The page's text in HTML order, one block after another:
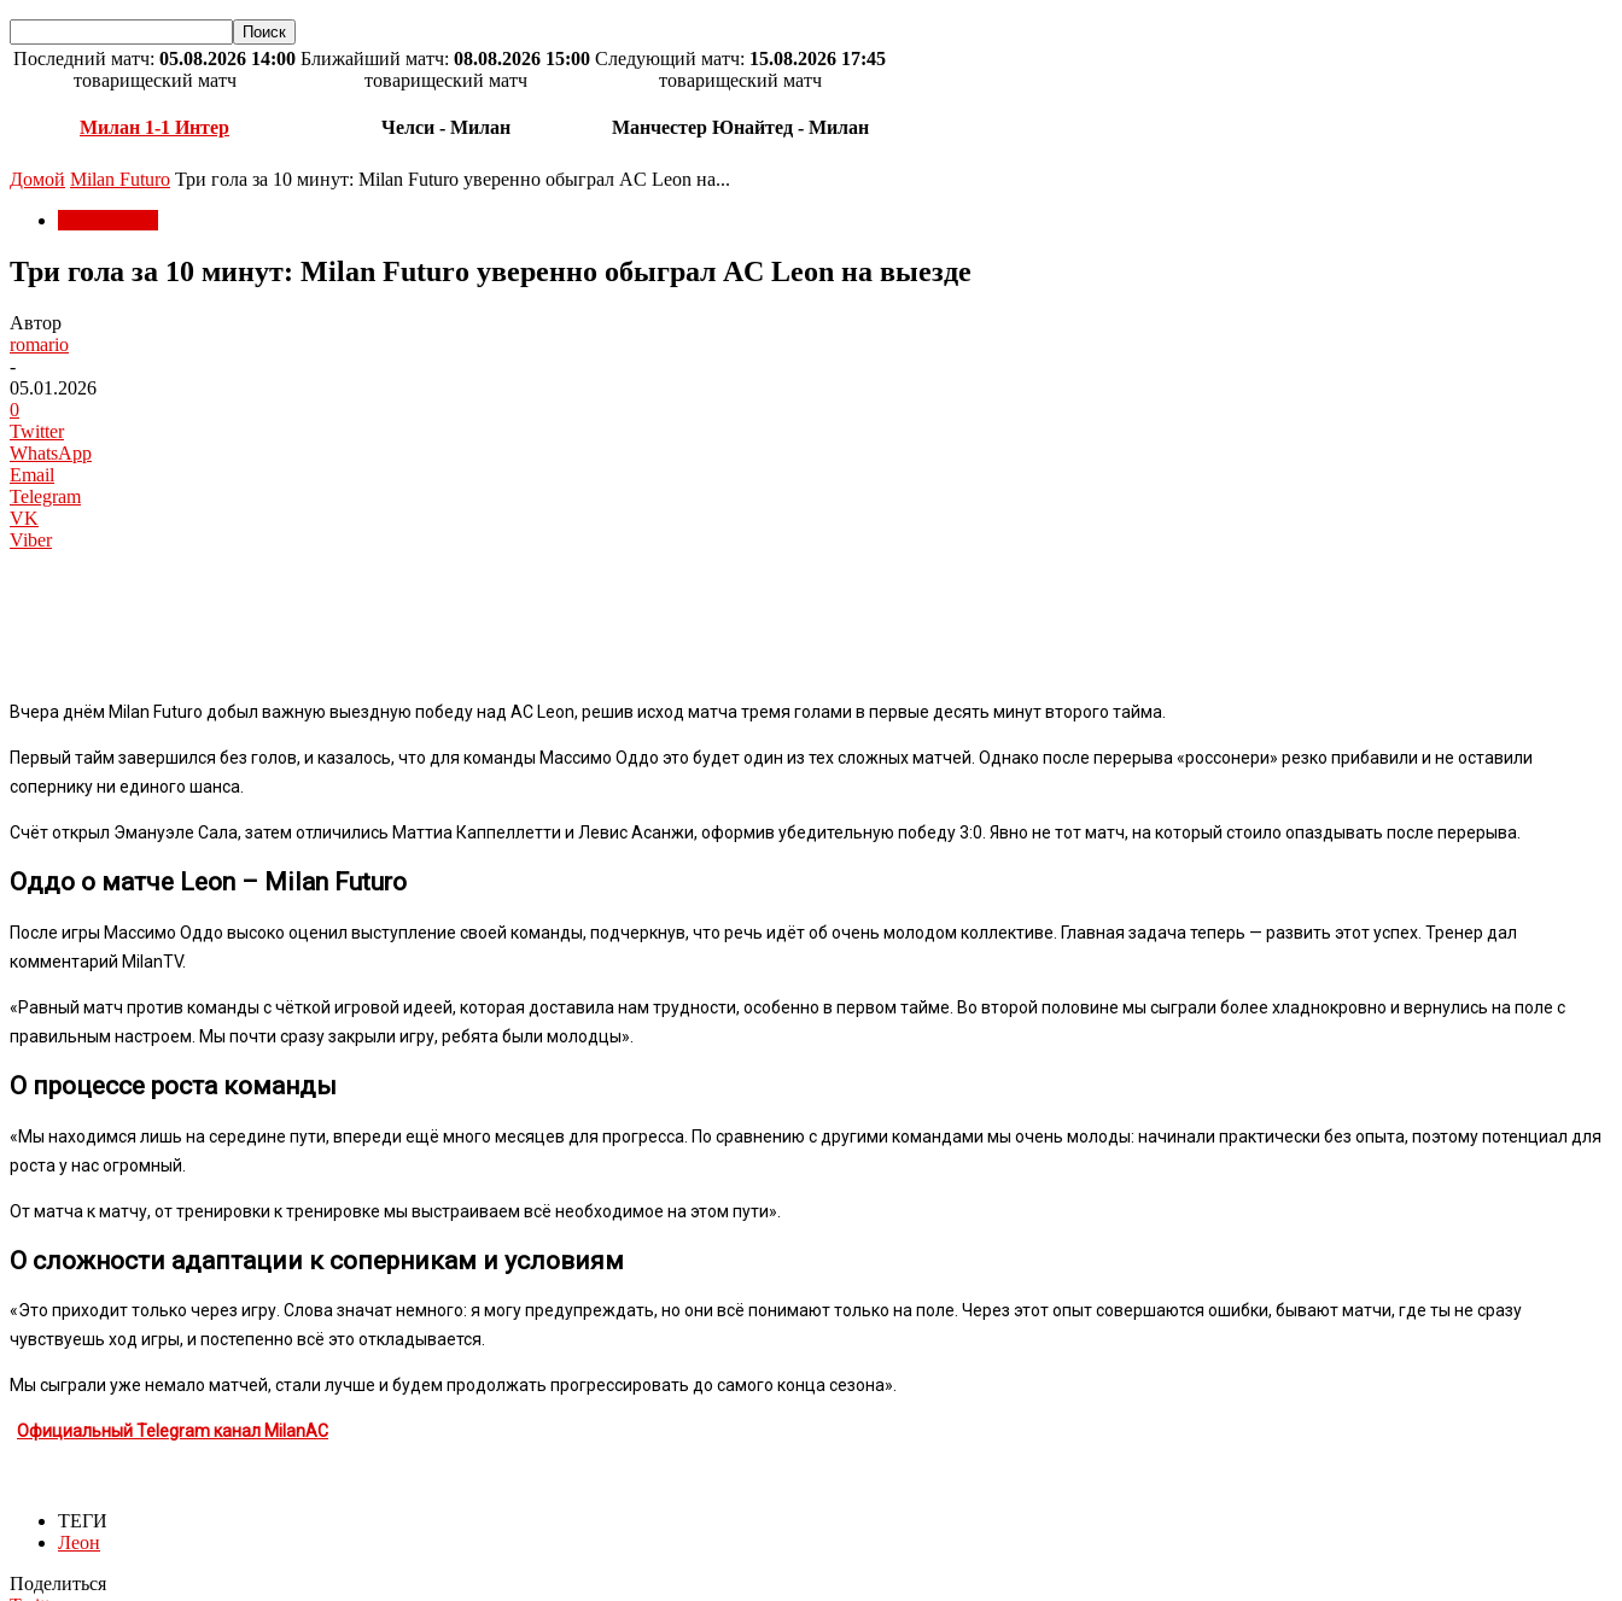
Последний матч: 05.08.2026 14:00
товарищеский матч
Милан 1-1 Интер
Ближайший матч: 08.08.2026 15:00
товарищеский матч
Челси - Милан
Следующий матч: 15.08.2026 17:45
товарищеский матч
Манчестер Юнайтед - Милан
Домой Milan Futuro Три гола за 10 минут: Milan Futuro уверенно обыграл AC Leon на...
Три гола за 10 минут: Milan Futuro уверенно обыграл AC Leon на выезде
Автор
romario
-
05.01.2026
0
Twitter
WhatsApp
Email
Telegram
VK
Viber
Вчера днём Milan Futuro добыл важную выездную победу над AC Leon, решив исход матча тремя голами в первые десять минут второго тайма.
Первый тайм завершился без голов, и казалось, что для команды Массимо Оддо это будет один из тех сложных матчей. Однако после перерыва «россонери» резко прибавили и не оставили
сопернику ни единого шанса.
Счёт открыл Эмануэле Сала, затем отличились Маттиа Каппеллетти и Левис Асанжи, оформив убедительную победу 3:0. Явно не тот матч, на который стоило опаздывать после перерыва.
Оддо о матче Leon – Milan Futuro
После игры Массимо Оддо высоко оценил выступление своей команды, подчеркнув, что речь идёт об очень молодом коллективе. Главная задача теперь — развить этот успех. Тренер дал
комментарий MilanTV.
«Равный матч против команды с чёткой игровой идеей, которая доставила нам трудности, особенно в первом тайме. Во второй половине мы сыграли более хладнокровно и вернулись на поле с
правильным настроем. Мы почти сразу закрыли игру, ребята были молодцы».
О процессе роста команды
«Мы находимся лишь на середине пути, впереди ещё много месяцев для прогресса. По сравнению с другими командами мы очень молоды: начинали практически без опыта, поэтому потенциал для
роста у нас огромный.
От матча к матчу, от тренировки к тренировке мы выстраиваем всё необходимое на этом пути».
О сложности адаптации к соперникам и условиям
«Это приходит только через игру. Слова значат немного: я могу предупреждать, но они всё понимают только на поле. Через этот опыт совершаются ошибки, бывают матчи, где ты не сразу
чувствуешь ход игры, и постепенно всё это откладывается.
Мы сыграли уже немало матчей, стали лучше и будем продолжать прогрессировать до самого конца сезона».
Официальный Telegram канал MilanAC
ТЕГИ
Леон
Поделиться